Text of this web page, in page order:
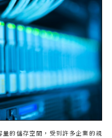
的儲存空間，受到許多企業的親